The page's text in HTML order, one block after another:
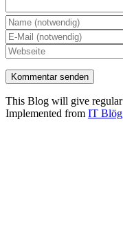
This Blog will give
Implemented from IT